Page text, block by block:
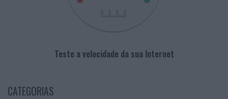
Teste a velocidade da sua Internet
CATEGORIAS